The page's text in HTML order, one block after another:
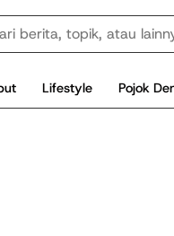
Lifestyle Pojok